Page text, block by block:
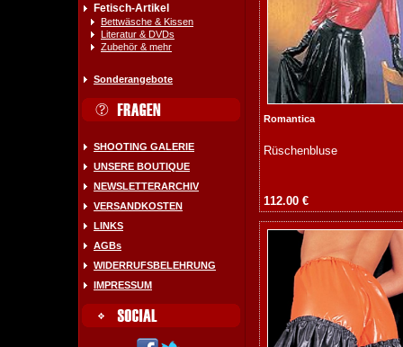
Fetisch-Artikel
Bettwäsche & Kissen
Literatur & DVDs
Zubehör & mehr
Sonderangebote
SHOOTING GALERIE
UNSERE BOUTIQUE
NEWSLETTERARCHIV
VERSANDKOSTEN
LINKS
AGBs
WIDERRUFSBELEHRUNG
IMPRESSUM
Romantica
Rüschenbluse
112.00 €